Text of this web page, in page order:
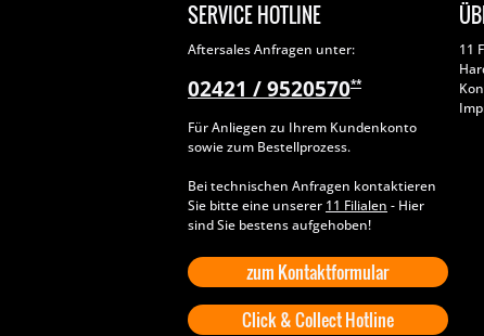
SERVICE HOTLINE
Aftersales Anfragen unter:
02421 / 9520570**
Für Anliegen zu Ihrem Kundenkonto
sowie zum Bestellprozess.
Bei technischen Anfragen kontaktieren
Sie bitte eine unserer 11 Filialen - Hier
sind Sie bestens aufgehoben!
zum Kontaktformular
Click & Collect Hotline
11